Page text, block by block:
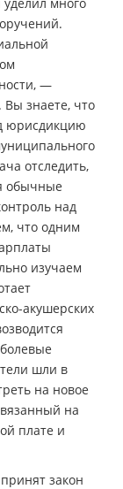
—
Вы знаете, что
юрисдикцию
отследить,
обычные
над
что одним
изучаем
акушерских
шли в
на новое
на
плате и
закон